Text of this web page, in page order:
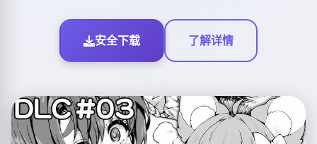
安全下载 了解详情